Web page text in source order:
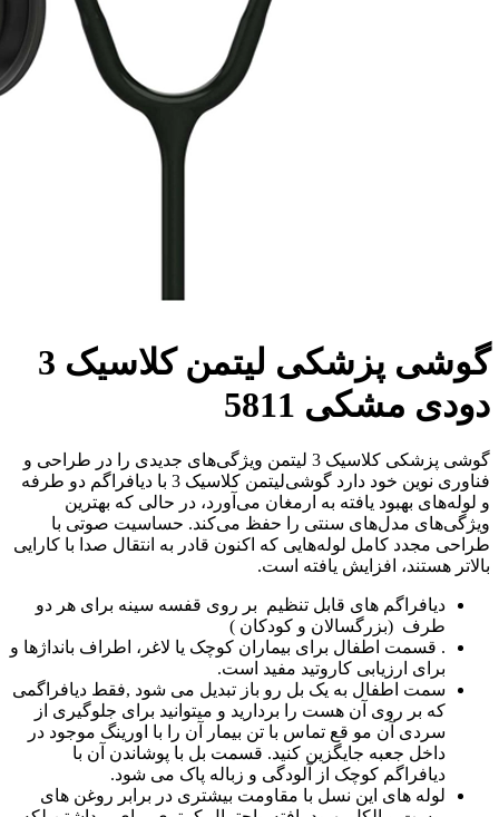
گوشی پزشکی لیتمن کلاسیک 3
دودی مشکی 5811
گوشی‌ پزشکی کلاسیک 3 لیتمن ویژگی‌های جدیدی را در طراحی و
فناوری نوین خود دارد گوشی‌لیتمن کلاسیک 3 با دیافراگم دو طرفه
و لوله‌های بهبود یافته به ارمغان می‌آورد، در حالی که بهترین
ویژگی‌های مدل‌های سنتی را حفظ می‌کند. حساسیت صوتی با
طراحی مجدد کامل لوله‌هایی که اکنون قادر به انتقال صدا با کارایی
بالاتر هستند، افزایش یافته است.
دیافراگم های قابل تنظیم بر روی قفسه سینه برای هر دو
طرف (بزرگسالان و کودکان )
. قسمت اطفال برای بیماران کوچک یا لاغر، اطراف بانداژها و
برای ارزیابی کاروتید مفید است.
سمت اطفال به یک بل رو باز تبدیل می شود ,فقط دیافراگمی
که بر روی آن هست را بردارید و میتوانید برای جلوگیری از
سردی آن مو قع تماس با تن بیمار آن را با اورینگ موجود در
داخل جعبه جایگزین کنید. قسمت بل با پوشاندن آن با
دیافراگم کوچک از آلودگی و زباله پاک می شود.
لوله های این نسل با مقاومت بیشتری در برابر روغن های